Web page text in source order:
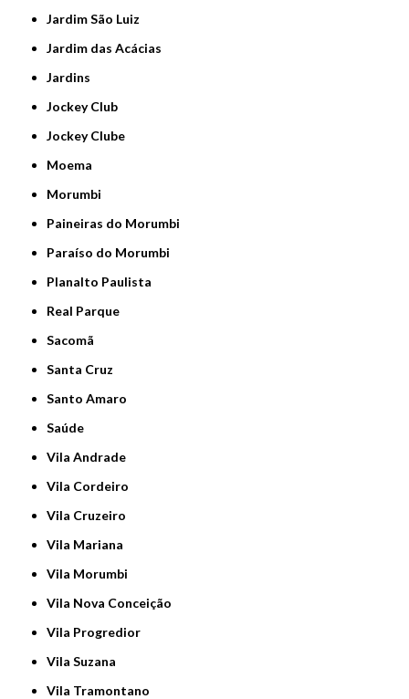
Jardim São Luiz
Jardim das Acácias
Jardins
Jockey Club
Jockey Clube
Moema
Morumbi
Paineiras do Morumbi
Paraíso do Morumbi
Planalto Paulista
Real Parque
Sacomã
Santa Cruz
Santo Amaro
Saúde
Vila Andrade
Vila Cordeiro
Vila Cruzeiro
Vila Mariana
Vila Morumbi
Vila Nova Conceição
Vila Progredior
Vila Suzana
Vila Tramontano